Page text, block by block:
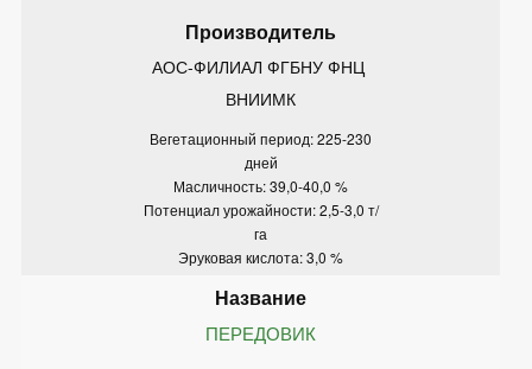
АОС-ФИЛИАЛ ФГБНУ ФНЦ
ВНИИМК
Вегетационный период: 225-230
дней
Масличность: 39,0-40,0 %
Потенциал урожайности: 2,5-3,0 т/
га
Эруковая кислота: 3,0 %
ПЕРЕДОВИК